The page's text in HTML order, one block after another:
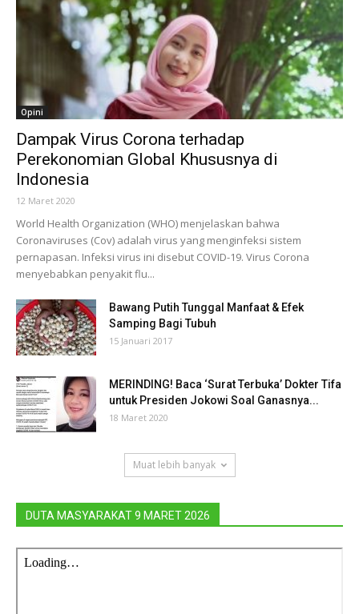
Opini
Dampak Virus Corona terhadap
Perekonomian Global Khususnya di
Indonesia
12 Maret 2020
World Health Organization (WHO) menjelaskan bahwa
Coronaviruses (Cov) adalah virus yang menginfeksi sistem
pernapasan. Infeksi virus ini disebut COVID-19. Virus Corona
menyebabkan penyakit flu...
Bawang Putih Tunggal Manfaat & Efek
Samping Bagi Tubuh
15 Januari 2017
MERINDING! Baca ‘Surat Terbuka’ Dokter Tifa
untuk Presiden Jokowi Soal Ganasnya...
18 Maret 2020
Muat lebih banyak
DUTA MASYARAKAT 9 MARET 2026